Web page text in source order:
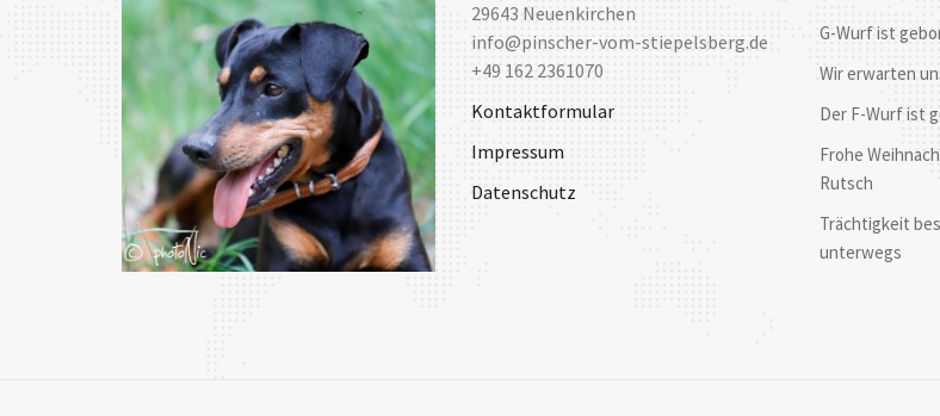
29643 Neuenkirchen
info@pinscher-vom-stiepelsberg.de
+49 162 2361070
Kontaktformular
Impressum
Datenschutz
G-Wurf ist
Wir erwarten
Der F-Wurf ist
Frohe
Rutsch
Trächtigkeit
unterwegs